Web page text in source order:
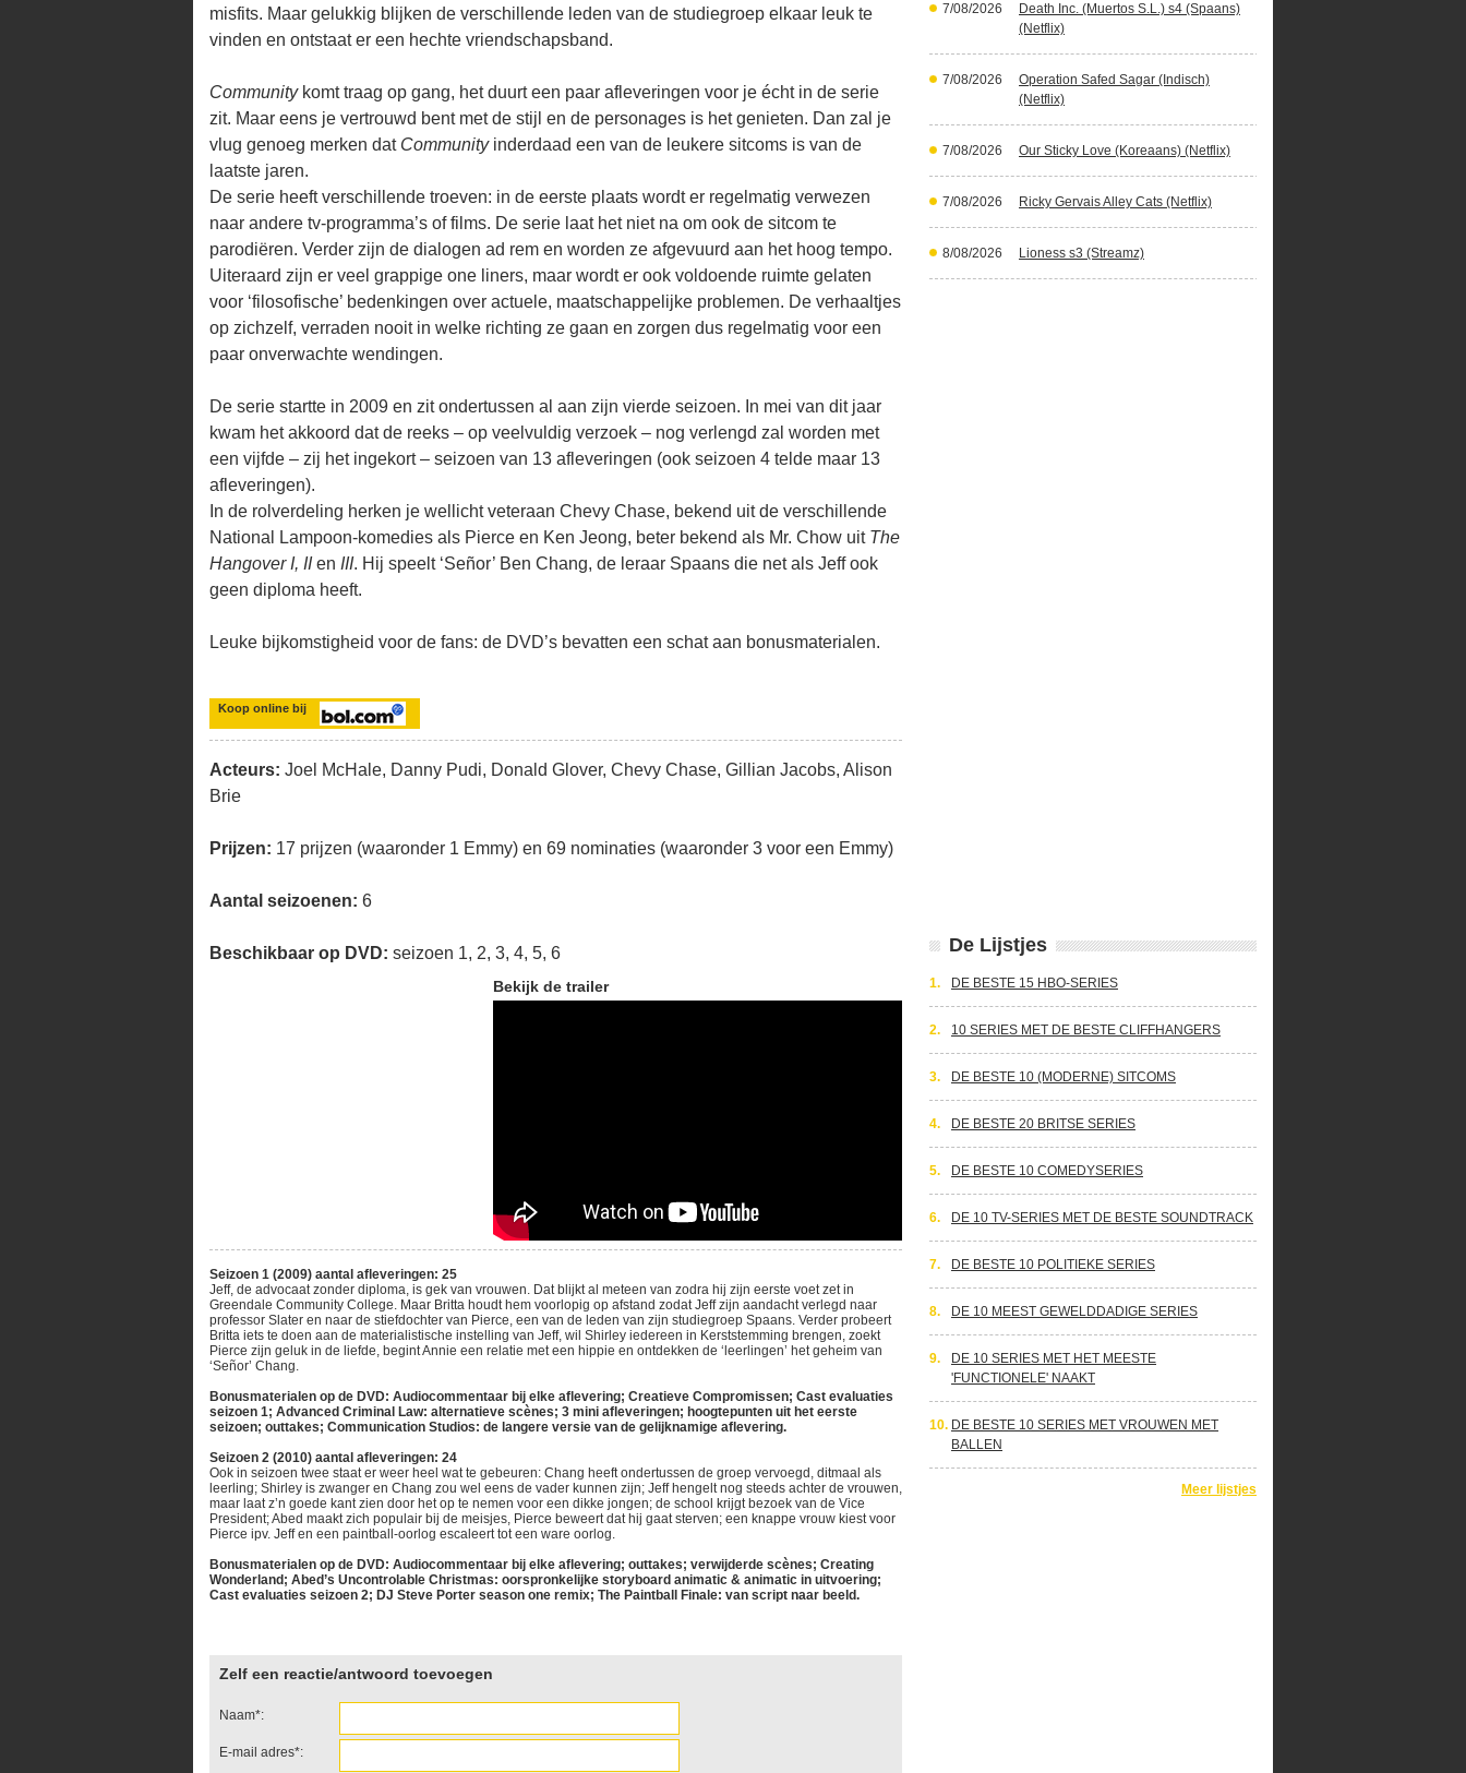
misfits. Maar gelukkig blijken de verschillende leden van de studiegroep elkaar leuk te
vinden en ontstaat er een hechte vriendschapsband.
Communitykomt traag op gang, het duurt een paar afleveringen voor je écht in de serie
zit. Maar eens je vertrouwd bent met de stijl en de personages is het genieten. Dan zal je
vlug genoeg merken dat Communityinderdaad een van de leukere sitcoms is van de
laatste jaren.
De serie heeft verschillende troeven: in de eerste plaats wordt er regelmatig verwezen
naar andere tv-programma’s of films. De serie laat het niet na om ook de sitcom te
parodiëren. Verder zijn de dialogen ad rem en worden ze afgevuurd aan het hoog tempo.
Uiteraard zijn er veel grappige one liners, maar wordt er ook voldoende ruimte gelaten
voor ‘filosofische’ bedenkingen over actuele, maatschappelijke problemen. De verhaaltjes
op zichzelf, verraden nooit in welke richting ze gaan en zorgen dus regelmatig voor een
paar onverwachte wendingen.
De serie startte in 2009 en zit ondertussen al aan zijn vierde seizoen. In mei van dit jaar
kwam het akkoord dat de reeks – op veelvuldig verzoek – nog verlengd zal worden met
een vijfde – zij het ingekort – seizoen van 13 afleveringen (ook seizoen 4 telde maar 13
afleveringen).
In de rolverdeling herken je wellicht veteraan Chevy Chase, bekend uit de verschillende
National Lampoon-komedies als Pierce en Ken Jeong, beter bekend als Mr. Chow uit The
Hangover I, IIen III. Hij speelt ‘Señor’ Ben Chang, de leraar Spaans die net als Jeff ook
geen diploma heeft.
Leuke bijkomstigheid voor de fans: de DVD’s bevatten een schat aan bonusmaterialen.
Koop online bij
Acteurs: Joel McHale, Danny Pudi, Donald Glover, Chevy Chase, Gillian Jacobs, Alison
Brie
Prijzen: 17 prijzen (waaronder 1 Emmy) en 69 nominaties (waaronder 3 voor een Emmy)
Aantal seizoenen: 6
Beschikbaar op DVD: seizoen 1, 2, 3, 4, 5, 6
Bekijk de trailer
Seizoen 1 (2009) aantal afleveringen: 25
Jeff, de advocaat zonder diploma, is gek van vrouwen. Dat blijkt al meteen van zodra hij zijn eerste voet zet in
Greendale Community College. Maar Britta houdt hem voorlopig op afstand zodat Jeff zijn aandacht verlegd naar
professor Slater en naar de stiefdochter van Pierce, een van de leden van zijn studiegroep Spaans. Verder probeert
Britta iets te doen aan de materialistische instelling van Jeff, wil Shirley iedereen in Kerststemming brengen, zoekt
Pierce zijn geluk in de liefde, begint Annie een relatie met een hippie en ontdekken de ‘leerlingen’ het geheim van
‘Señor’ Chang.
Bonusmaterialen op de DVD: Audiocommentaar bij elke aflevering; Creatieve Compromissen; Cast evaluaties
seizoen 1; Advanced Criminal Law: alternatieve scènes; 3 mini afleveringen; hoogtepunten uit het eerste
seizoen; outtakes; Communication Studios: de langere versie van de gelijknamige aflevering.
Seizoen 2 (2010) aantal afleveringen: 24
Ook in seizoen twee staat er weer heel wat te gebeuren: Chang heeft ondertussen de groep vervoegd, ditmaal als
leerling; Shirley is zwanger en Chang zou wel eens de vader kunnen zijn; Jeff hengelt nog steeds achter de vrouwen,
maar laat z’n goede kant zien door het op te nemen voor een dikke jongen; de school krijgt bezoek van de Vice
President; Abed maakt zich populair bij de meisjes, Pierce beweert dat hij gaat sterven; een knappe vrouw kiest voor
Pierce ipv. Jeff en een paintball-oorlog escaleert tot een ware oorlog.
Bonusmaterialen op de DVD: Audiocommentaar bij elke aflevering; outtakes; verwijderde scènes; Creating
Wonderland; Abed’s Uncontrolable Christmas: oorspronkelijke storyboard animatic & animatic in uitvoering;
Cast evaluaties seizoen 2; DJ Steve Porter season one remix; The Paintball Finale: van script naar beeld.
Zelf een reactie/antwoord toevoegen
Naam*:
E-mail adres*:
7/08/2026
Death Inc. (Muertos S.L.) s4 (Spaans)
(Netflix)
7/08/2026
Operation Safed Sagar (Indisch)
(Netflix)
7/08/2026 Our Sticky Love (Koreaans) (Netflix)
7/08/2026 Ricky Gervais Alley Cats (Netflix)
8/08/2026 Lioness s3 (Streamz)
De Lijstjes
1. DE BESTE 15 HBO-SERIES
2. 10 SERIES MET DE BESTE CLIFFHANGERS
3. DE BESTE 10 (MODERNE) SITCOMS
4. DE BESTE 20 BRITSE SERIES
5. DE BESTE 10 COMEDYSERIES
6. DE 10 TV-SERIES MET DE BESTE SOUNDTRACK
7. DE BESTE 10 POLITIEKE SERIES
8. DE 10 MEEST GEWELDDADIGE SERIES
9.
DE 10 SERIES MET HET MEESTE
'FUNCTIONELE' NAAKT
10. DE BESTE 10 SERIES MET VROUWEN MET
BALLEN
Meer lijstjes